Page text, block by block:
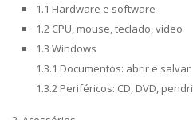
1.1 Hardware e software
1.2 CPU, mouse, teclado, vídeo
1.3 Windows
1.3.1 Documentos: abrir e salvar
1.3.2 Periféricos: CD, DVD,